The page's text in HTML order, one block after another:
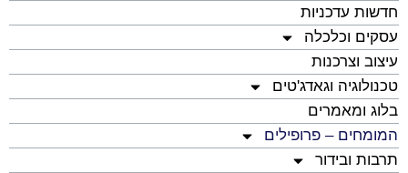
חדשות עדכניות
עסקים וכלכלה
עיצוב וצרכנות
טכנולוגיה וגאדג'טים
בלוג ומאמרים
המומחים – פרופילים
תרבות ובידור